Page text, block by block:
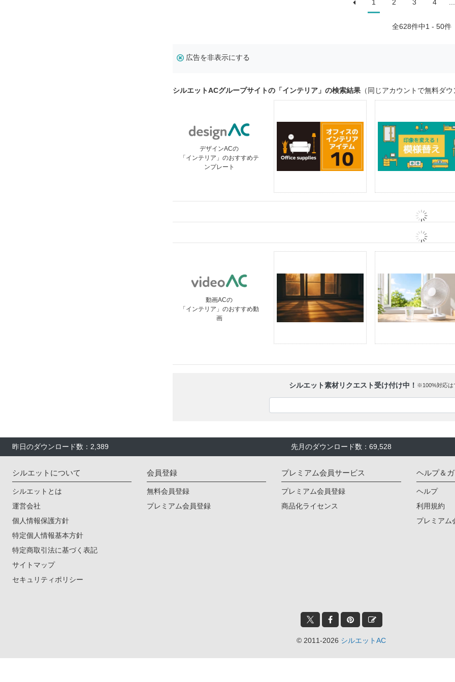
1 2 3 4
全628件中1 - 50件
広告を非表示にする
シルエットACグループサイトの「インテリア」の検索結果 （同じアカウントで無料ダウ
デザインACの
「インテリア」のおすすめテ
ンプレート
動画ACの
「インテリア」のおすすめ動
画
シルエット素材リクエスト受け付け中！ ※100%対応は
昨日のダウンロード数：2,389 先月のダウンロード数：69,528
シルエットについて
シルエットとは
運営会社
個人情報保護方針
特定個人情報基本方針
特定商取引法に基づく表記
サイトマップ
セキュリティポリシー
会員登録
無料会員登録
プレミアム会員登録
プレミアム会員サービス
プレミアム会員登録
商品化ライセンス
ヘルプ＆
ヘルプ
利用規約
プレミアム
© 2011-2026 シルエットAC